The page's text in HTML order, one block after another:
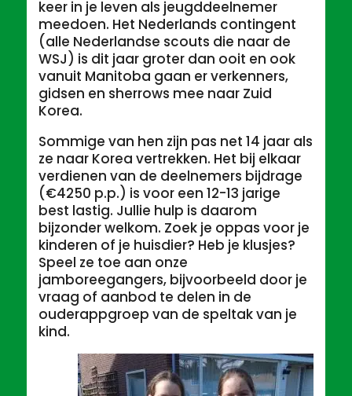
keer in je leven als jeugddeelnemer
meedoen. Het Nederlands contingent
(alle Nederlandse scouts die naar de
WSJ) is dit jaar groter dan ooit en ook
vanuit Manitoba gaan er verkenners,
gidsen en sherrows mee naar Zuid
Korea.
Sommige van hen zijn pas net 14 jaar als
ze naar Korea vertrekken. Het bij elkaar
verdienen van de deelnemers bijdrage
(€4250 p.p.) is voor een 12-13 jarige
best lastig. Jullie hulp is daarom
bijzonder welkom. Zoek je oppas voor je
kinderen of je huisdier? Heb je klusjes?
Speel ze toe aan onze
jamboreegangers, bijvoorbeeld door je
vraag of aanbod te delen in de
ouderappgroep van de speltak van je
kind.